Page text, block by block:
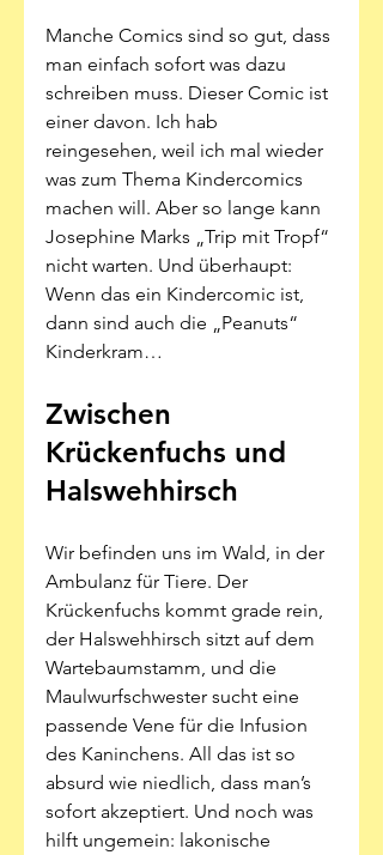
Manche Comics sind so gut, dass
man einfach sofort was dazu
schreiben muss. Dieser Comic ist
einer davon. Ich hab
reingesehen, weil ich mal wieder
was zum Thema Kindercomics
machen will. Aber so lange kann
Josephine Marks „Trip mit Tropf“
nicht warten. Und überhaupt:
Wenn das ein Kindercomic ist,
dann sind auch die „Peanuts“
Kinderkram…
Zwischen
Krückenfuchs und
Halswehhirsch
Wir befinden uns im Wald, in der
Ambulanz für Tiere. Der
Krückenfuchs kommt grade rein,
der Halswehhirsch sitzt auf dem
Wartebaumstamm, und die
Maulwurfschwester sucht eine
passende Vene für die Infusion
des Kaninchens. All das ist so
absurd wie niedlich, dass man’s
sofort akzeptiert. Und noch was
hilft ungemein: lakonische